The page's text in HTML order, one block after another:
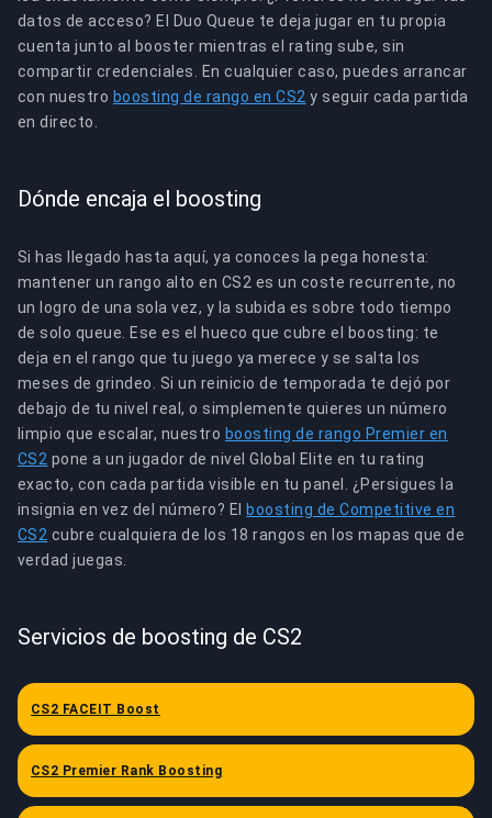
datos de acceso? El Duo Queue te deja jugar en tu propia
cuenta junto al booster mientras el rating sube, sin
compartir credenciales. En cualquier caso, puedes arrancar
con nuestro boosting de rango en CS2 y seguir cada partida
en directo.
Dónde encaja el boosting
Si has llegado hasta aquí, ya conoces la pega honesta:
mantener un rango alto en CS2 es un coste recurrente, no
un logro de una sola vez, y la subida es sobre todo tiempo
de solo queue. Ese es el hueco que cubre el boosting: te
deja en el rango que tu juego ya merece y se salta los
meses de grindeo. Si un reinicio de temporada te dejó por
debajo de tu nivel real, o simplemente quieres un número
limpio que escalar, nuestro boosting de rango Premier en
CS2 pone a un jugador de nivel Global Elite en tu rating
exacto, con cada partida visible en tu panel. ¿Persigues la
insignia en vez del número? El
boosting de Competitive en
CS2 cubre cualquiera de los 18 rangos en los mapas que de
verdad juegas.
Servicios de boosting de CS2
CS2 FACEIT Boost
CS2 Premier Rank Boosting